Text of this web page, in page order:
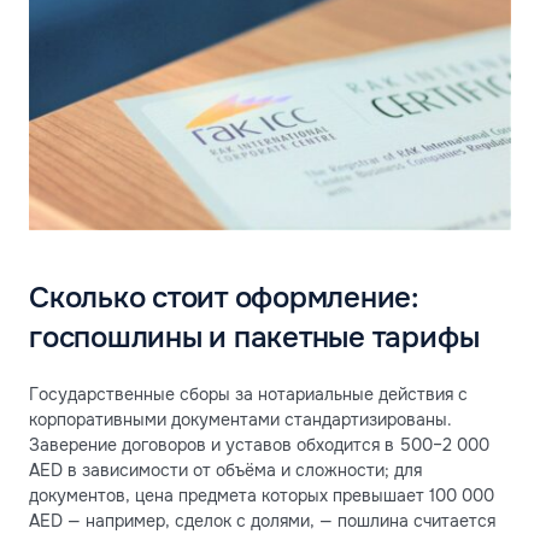
Сколько стоит оформление:
госпошлины и пакетные тарифы
Государственные сборы за нотариальные действия с
корпоративными документами стандартизированы.
Заверение договоров и уставов обходится в 500–2 000
AED в зависимости от объёма и сложности; для
документов, цена предмета которых превышает 100 000
AED — например, сделок с долями, — пошлина считается